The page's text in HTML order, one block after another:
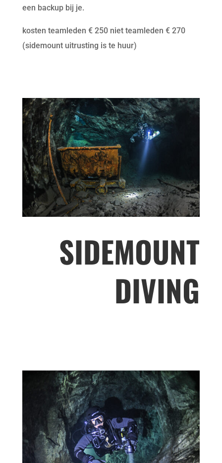
een backup bij je.
kosten teamleden € 250 niet teamleden € 270
(sidemount uitrusting is te huur)
SIDEMOUNT
DIVING